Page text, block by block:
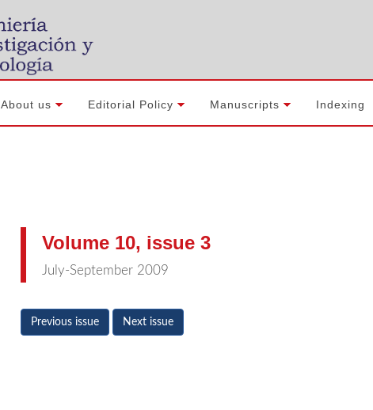
About us Editorial Policy Manuscripts Indexing
Volume 10, issue 3
July-September 2009
Previous issue Next issue